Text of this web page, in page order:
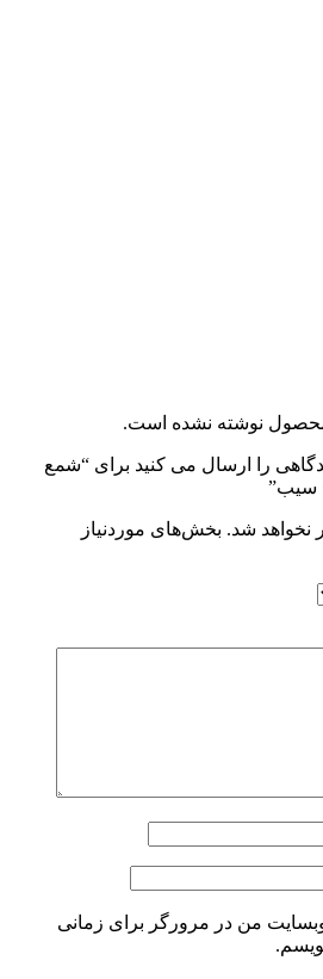
محصول نوشته نشده است.
را ارسال می کنید برای “شمع
سیب”
نخواهد شد. بخش‌های موردنیاز
وبسایت من در مرورگر برای زمانی